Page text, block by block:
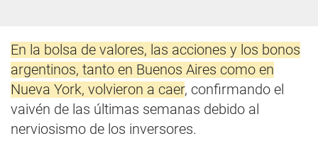
En la bolsa de valores, las acciones y los bonos
argentinos, tanto en Buenos Aires como en
Nueva York, volvieron a caer, confirmando el
vaivén de las últimas semanas debido al
nerviosismo de los inversores.